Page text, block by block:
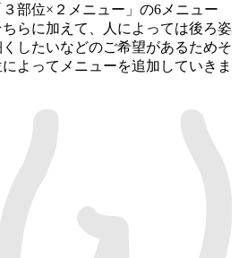
部位×２メニュー」の6メニュー
らに加えて、人によっては後ろ姿
したいなどのご希望があるためそ
よってメニューを追加していきま